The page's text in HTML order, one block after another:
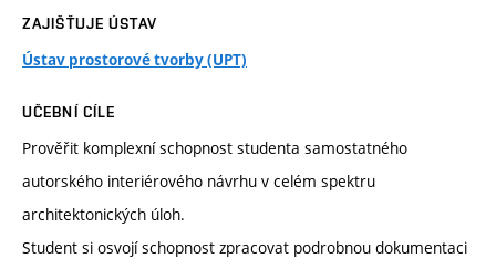
ZAJIŠŤUJE ÚSTAV
Ústav prostorové tvorby (UPT)
UČEBNÍ CÍLE
Prověřit komplexní schopnost studenta samostatného
autorského interiérového návrhu v celém spektru
architektonických úloh.
Student si osvojí schopnost zpracovat podrobnou dokumentaci